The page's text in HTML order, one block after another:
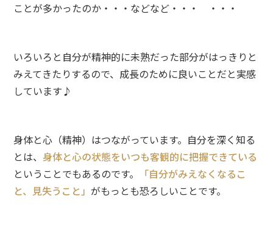
ことが多かったのか・・・などなど・・・ ・・・
いろいろと自分が精神的に未熟だった部分がはっきりと
みえてきたりするので、成長のために良いことだと実感
しています♪
身体と心（精神）はつながっています。自分を深く知る
とは、 身体と心の状態をいつも客観的に把握できている
ということでもあるのです。
「自分がみえなくなるこ
と、見失うこと」がもっとも恐ろしいことです。